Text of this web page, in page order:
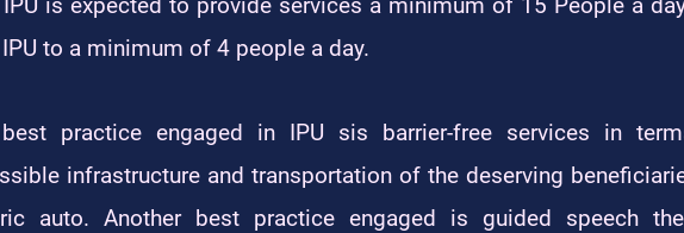
to a minimum of 4 people a day.
practice engaged in IPU sis barrier-free services in
infrastructure and transportation of the deserving
auto. Another best practice engaged is guided speech